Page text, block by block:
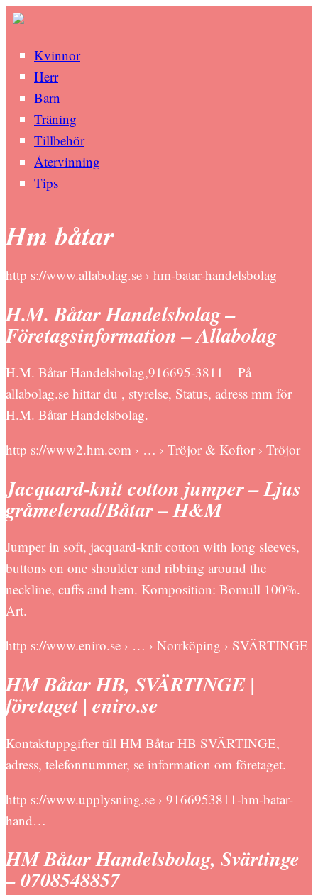
Kvinnor
Herr
Barn
Träning
Tillbehör
Återvinning
Tips
Hm båtar
http s://www.allabolag.se › hm-batar-handelsbolag
H.M. Båtar Handelsbolag –
Företagsinformation – Allabolag
H.M. Båtar Handelsbolag,916695-3811 – På
allabolag.se hittar du , styrelse, Status, adress mm för
H.M. Båtar Handelsbolag.
http s://www2.hm.com › … › Tröjor & Koftor › Tröjor
Jacquard-knit cotton jumper – Ljus
gråmelerad/Båtar – H&M
Jumper in soft, jacquard-knit cotton with long sleeves,
buttons on one shoulder and ribbing around the
neckline, cuffs and hem. Komposition: Bomull 100%.
Art.
http s://www.eniro.se › … › Norrköping › SVÄRTINGE
HM Båtar HB, SVÄRTINGE |
företaget | eniro.se
Kontaktuppgifter till HM Båtar HB SVÄRTINGE,
adress, telefonnummer, se information om företaget.
http s://www.upplysning.se › 9166953811-hm-batar-
hand…
HM Båtar Handelsbolag, Svärtinge
– 0708548857